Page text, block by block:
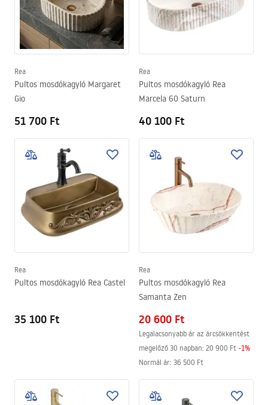
Rea
Pultos mosdókagyló Margaret
Gio
51 700 Ft
Rea
Pultos mosdókagyló Rea
Marcela 60 Saturn
40 100 Ft
Rea
Pultos mosdókagyló Rea Castel
35 100 Ft
Rea
Pultos mosdókagyló Rea
Samanta Zen
20 600 Ft
Legalacsonyabb ár az árcsökkentést
megelőző 30 napban: 20 900 Ft -1%
Normál ár: 36 500 Ft